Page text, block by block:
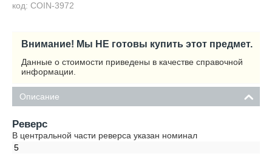
код: COIN-3972
Внимание! Мы НЕ готовы купить этот предмет.
Данные о стоимости приведены в качестве справочной
информации.
Описание
Реверс
В центральной части реверса указан номинал
5